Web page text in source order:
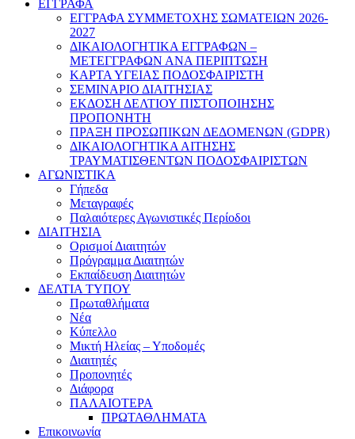
ΕΓΓΡΑΦΑ
ΕΓΓΡΑΦΑ ΣΥΜΜΕΤΟΧΗΣ ΣΩΜΑΤΕΙΩΝ 2026-
2027
ΔΙΚΑΙΟΛΟΓΗΤΙΚΑ ΕΓΓΡΑΦΩΝ –
ΜΕΤΕΓΓΡΑΦΩΝ ΑΝΑ ΠΕΡΙΠΤΩΣΗ
ΚΑΡΤΑ ΥΓΕΙΑΣ ΠΟΔΟΣΦΑΙΡΙΣΤΗ
ΣΕΜΙΝΑΡΙΟ ΔΙΑΙΤΗΣΙΑΣ
ΕΚΔΟΣΗ ΔΕΛΤΙΟΥ ΠΙΣΤΟΠΟΙΗΣΗΣ
ΠΡΟΠΟΝΗΤΗ
ΠΡΑΞΗ ΠΡΟΣΩΠΙΚΩΝ ΔΕΔΟΜΕΝΩΝ (GDPR)
ΔΙΚΑΙΟΛΟΓΗΤΙΚΑ ΑΙΤΗΣΗΣ
ΤΡΑΥΜΑΤΙΣΘΕΝΤΩΝ ΠΟΔΟΣΦΑΙΡΙΣΤΩΝ
ΑΓΩΝΙΣΤΙΚΑ
Γήπεδα
Μεταγραφές
Παλαιότερες Αγωνιστικές Περίοδοι
ΔΙΑΙΤΗΣΙΑ
Ορισμοί Διαιτητών
Πρόγραμμα Διαιτητών
Εκπαίδευση Διαιτητών
ΔΕΛΤΙΑ ΤΥΠΟΥ
Πρωταθλήματα
Νέα
Κύπελλο
Μικτή Ηλείας – Υποδομές
Διαιτητές
Προπονητές
Διάφορα
ΠΑΛΑΙΟΤΕΡΑ
ΠΡΩΤΑΘΛΗΜΑΤΑ
Επικοινωνία